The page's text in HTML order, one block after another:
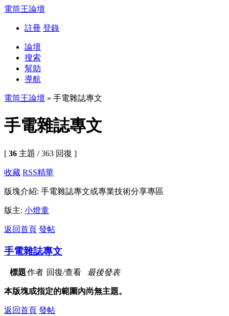
電筒王論壇
註冊 登錄
論壇
搜索
幫助
導航
電筒王論壇 » 手電雜誌專文
手電雜誌專文
[ 36 主題 / 363 回復 ]
收藏 RSS精華
版塊介紹: 手電雜誌專文或專業技術分享專區
版主: 小燈童
返回首頁 發帖
手電雜誌專文
標題作者 回復/查看 最後發表
本版塊或指定的範圍內尚無主題。
返回首頁 發帖